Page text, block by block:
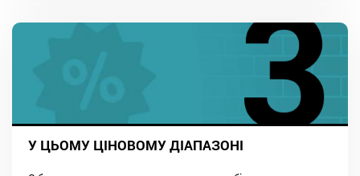
У ЦЬОМУ ЦІНОВОМУ ДІАПАЗОНІ